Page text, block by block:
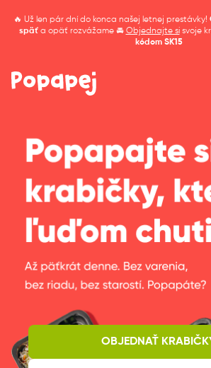
🔥 Už len pár dní do konca našej letnej prestávky!
späťa opäť rozvážame 🚘 Objednajte sisvoje
kódom SK15
OBJEDNAŤ